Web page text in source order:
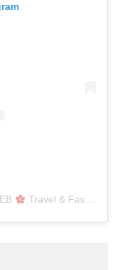
Travel & Fashion content creator (@rabeblifestyle)